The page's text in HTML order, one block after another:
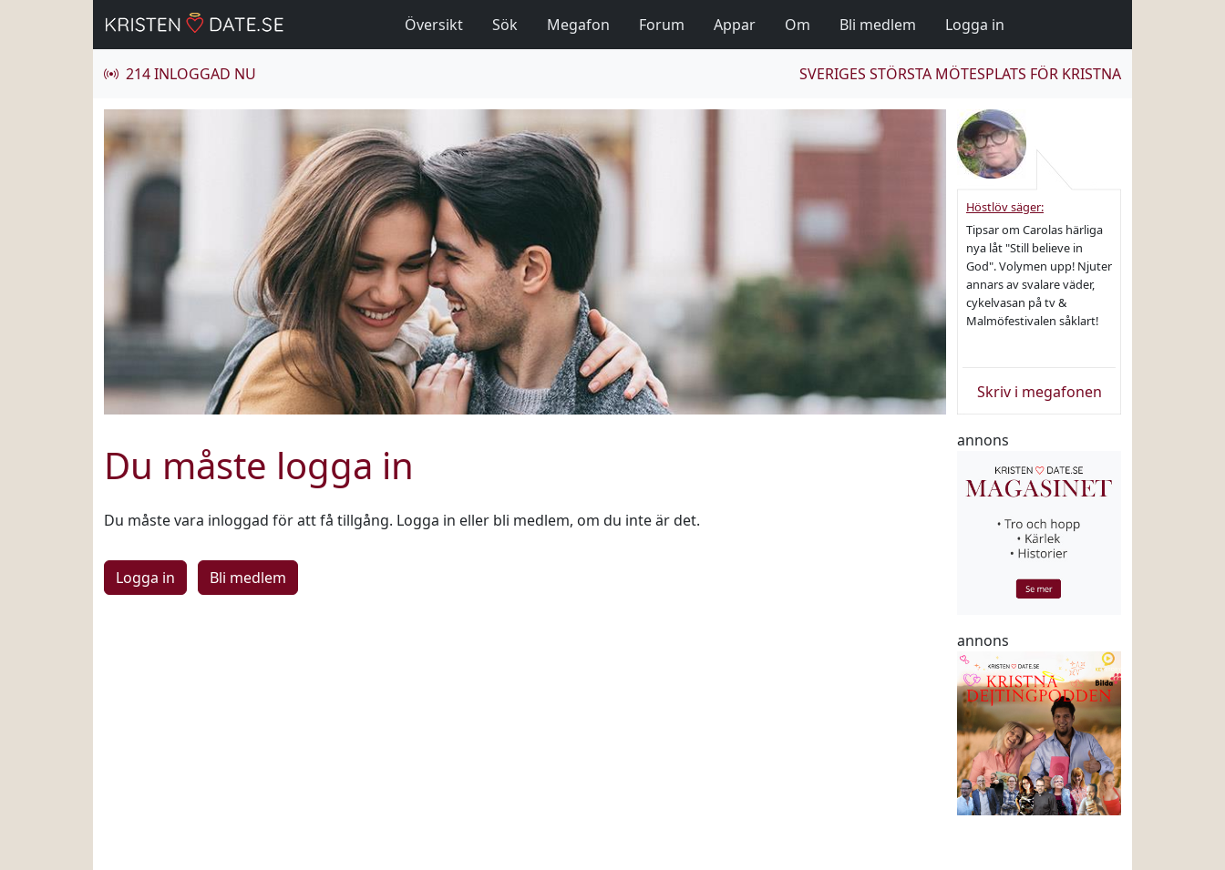
Översikt Sök Megafon Forum Appar Om Bli medlem Logga in
214 INLOGGAD NU SVERIGES STÖRSTA MÖTESPLATS FÖR KRISTNA
Du måste logga in
Du måste vara inloggad för att få tillgång. Logga in eller bli medlem, om du inte är det.
Logga in
Höstlöv säger:
Tipsar om Carolas härliga
nya låt "Still believe in
God". Volymen upp! Njuter
annars av svalare väder,
cykelvasan på tv &
Malmöfestivalen såklart!
Skriv i megafonen
annons
annons